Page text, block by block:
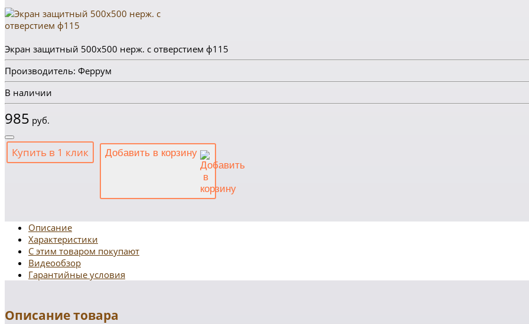
Экран защитный 500х500 нерж. с отверстием ф115
Производитель: Феррум
В наличии
985 руб.
Купить в 1 клик Добавить в корзину
Описание
Характеристики
С этим товаром покупают
Видеообзор
Гарантийные условия
Описание товара